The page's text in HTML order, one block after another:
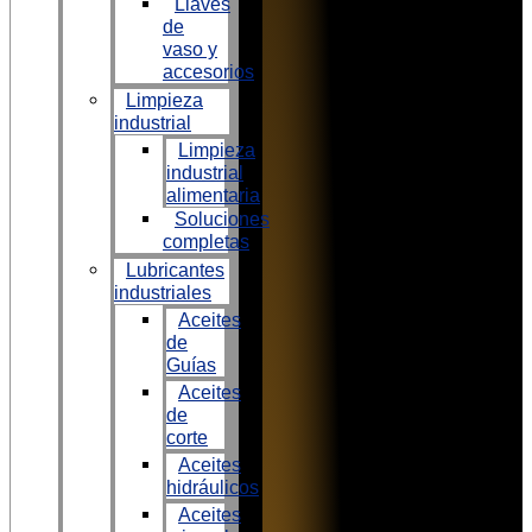
Llaves
de
vaso y
accesorios
Limpieza
industrial
Limpieza
industrial
alimentaria
Soluciones
completas
Lubricantes
industriales
Aceites
de
Guías
Aceites
de
corte
Aceites
hidráulicos
Aceites